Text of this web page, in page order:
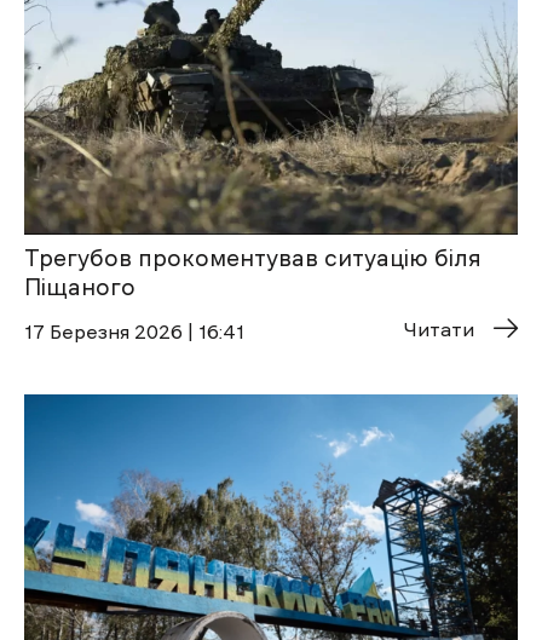
Трегубов прокоментував ситуацію біля
Піщаного
17 Березня 2026 | 16:41 Читати